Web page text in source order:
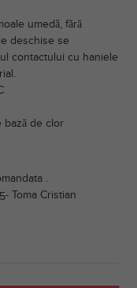
umedă, fără
deschise se
contactului cu haniele
bază de clor
.
Toma Cristian